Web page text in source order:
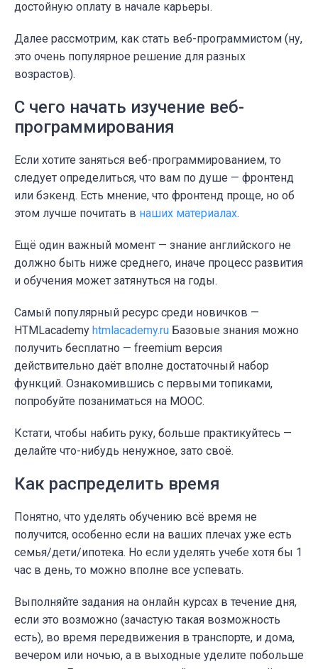
достойную оплату в начале карьеры.
Далее рассмотрим, как стать веб-программистом (ну,
это очень популярное решение для разных
возрастов).
С чего начать изучение веб-
программирования
Если хотите заняться веб-программированием, то
следует определиться, что вам по душе — фронтенд
или бэкенд. Есть мнение, что фронтенд проще, но об
этом лучше почитать в наших материалах.
Ещё один важный момент — знание английского не
должно быть ниже среднего, иначе процесс развития
и обучения может затянуться на годы.
Самый популярный ресурс среди новичков —
HTMLacademy htmlacademy.ru Базовые знания можно
получить бесплатно — freemium версия
действительно даёт вполне достаточный набор
функций. Ознакомившись с первыми топиками,
попробуйте позаниматься на МООС.
Кстати, чтобы набить руку, больше практикуйтесь —
делайте что-нибудь ненужное, зато своё.
Как распределить время
Понятно, что уделять обучению всё время не
получится, особенно если на ваших плечах уже есть
семья/дети/ипотека. Но если уделять учебе хотя бы 1
час в день, то можно вполне все успевать.
Выполняйте задания на онлайн курсах в течение дня,
если это возможно (зачастую такая возможность
есть), во время передвижения в транспорте, и дома,
вечером или ночью, а в выходные уделите побольше